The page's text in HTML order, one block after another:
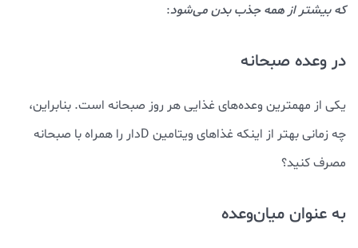
که بیشتر از همه جذب بدن می‌شود:
در وعده صبحانه
یکی از مهمترین وعده‌های غذایی هر روز صبحانه است. بنابراین،
چه زمانی بهتر از اینکه غذاهای ویتامین D‌دار را همراه با صبحانه
مصرف کنید؟
به عنوان میان‌وعده